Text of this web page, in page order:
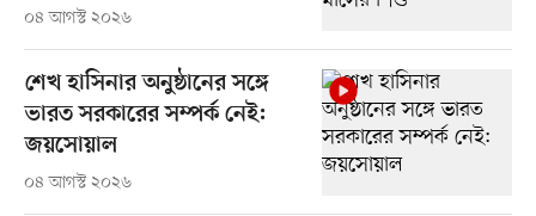
০৪ আগস্ট ২০২৬
শেখ হাসিনার অনুষ্ঠানের সঙ্গে
ভারত সরকারের সম্পর্ক নেই:
জয়সোয়াল
০৪ আগস্ট ২০২৬